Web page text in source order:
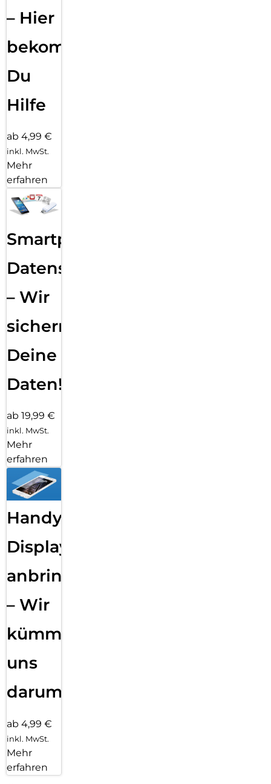
– Hier
bekommst
Du
Hilfe
ab 4,99 €
inkl. MwSt.
Mehr
erfahren
Smartphone
Datensicherung
– Wir
sichern
Deine
Daten!
ab 19,99 €
inkl. MwSt.
Mehr
erfahren
Handy
Displayfolie
anbringen
– Wir
kümmern
uns
darum!
ab 4,99 €
inkl. MwSt.
Mehr
erfahren